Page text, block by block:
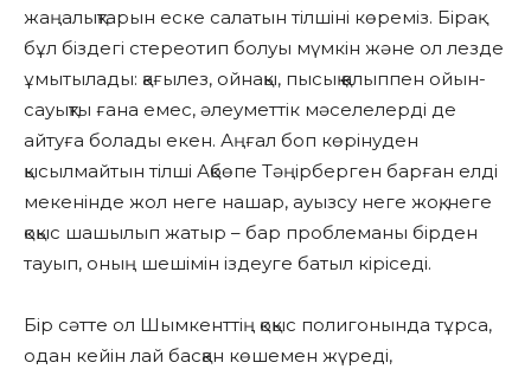
жаңалықтарын еске салатын тілшіні көреміз. Бірақ
бұл біздегі стереотип болуы мүмкін және ол лезде
ұмытылады: қағылез, ойнақы, пысық қалыппен ойын-
сауықты ғана емес, әлеуметтік мәселелерді де
айтуға болады екен. Аңғал боп көрінуден
қысылмайтын тілші Ақбөпе Тәңірберген барған елді
мекенінде жол неге нашар, ауызсу неге жоқ, неге
қоқыс шашылып жатыр – бар проблеманы бірден
тауып, оның шешімін іздеуге батыл кіріседі.
Бір сәтте ол Шымкенттің қоқыс полигонында тұрса,
одан кейін лай басқан көшемен жүреді,